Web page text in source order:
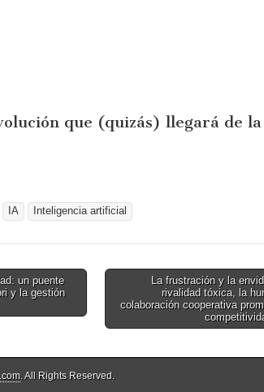
que (quizás) llegará de la
IA Inteligencia artificial
un puente
y la gestión
La frustración y la
rivalidad tóxica, la
colaboración cooperativa
. All Rights Reserved.